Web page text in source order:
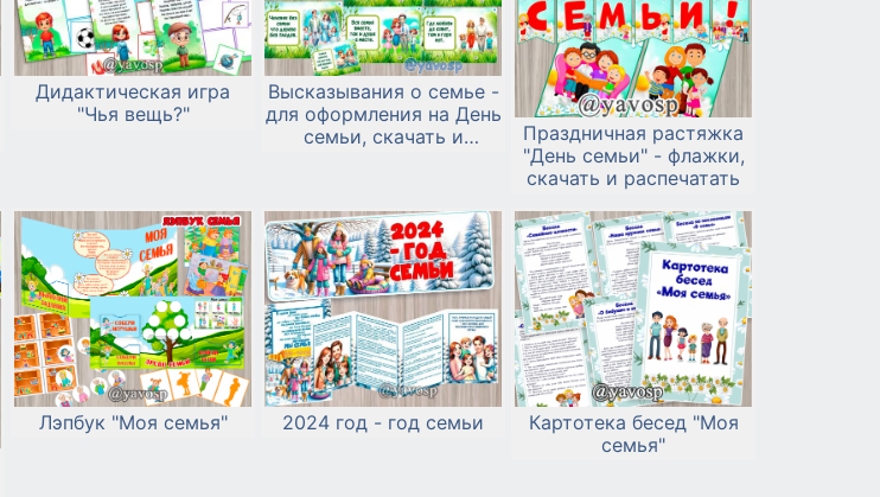
Дидактическая игра
"Чья вещь?"
Высказывания о семье -
для оформления на День
семьи, скачать и
Праздничная растяжка
"День семьи" - флажки,
скачать и распечатать
Лэпбук "Моя семья" 2024 год - год семьи
Картотека бесед "Моя
семья"